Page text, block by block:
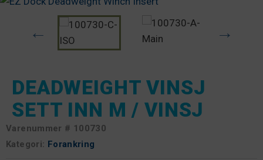
DEADWEIGHT VINSJ
SETT INN M / VINSJ
Varenummer # 100730
Kategori: Forankring